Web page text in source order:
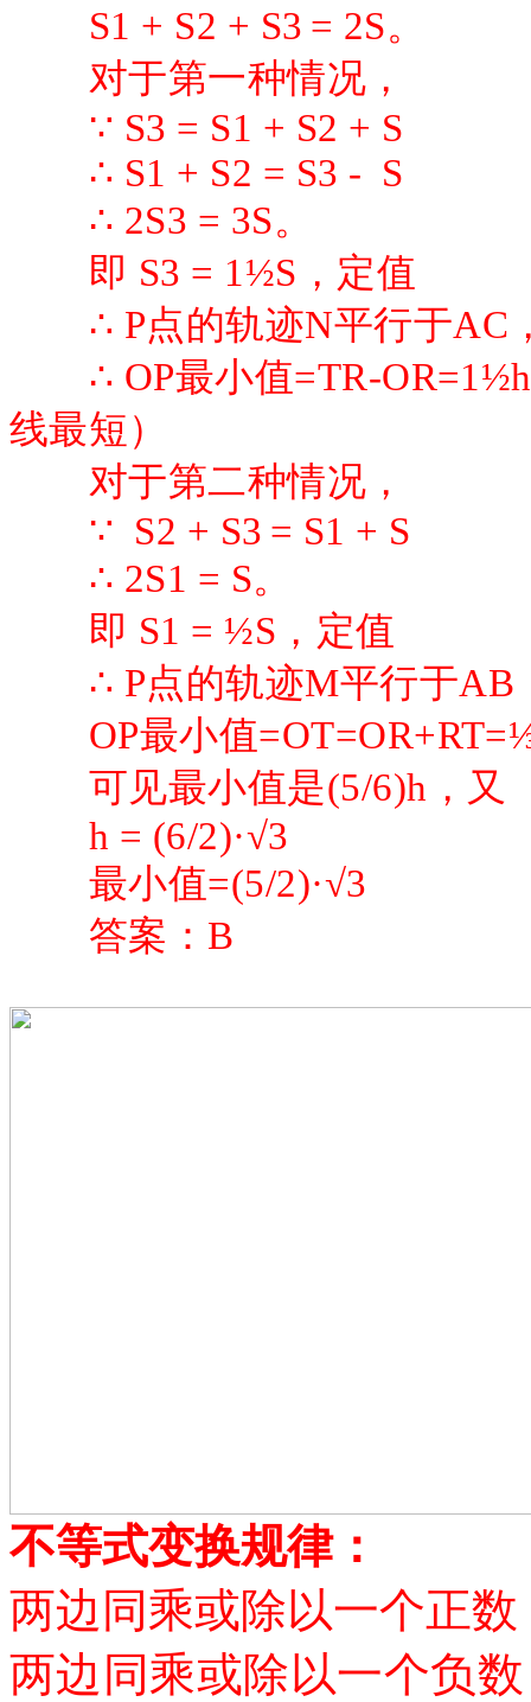
S1 + S2 + S3 = 2S。
对于第一种情况，
∵ S3 = S1 + S2 + S
∴ S1 + S2 = S3 - S
∴ 2S3 = 3S。
即 S3 = 1½S，定值
∴ P点的轨迹N平行于AC
∴ OP最小值=TR-
线最短）
对于第二种情况，
∵ S2 + S3 = S1 + S
∴ 2S1 = S。
即 S1 = ½S，定值
∴ P点的轨迹M平行于AB
OP最小值
可见最小值是(5/6)h，又
h = (6/2)·√3
最小值=(5/2)·√3
答案： B
不等式变换规律：
两边同乘或除以一个正
两边同乘或除以一个负